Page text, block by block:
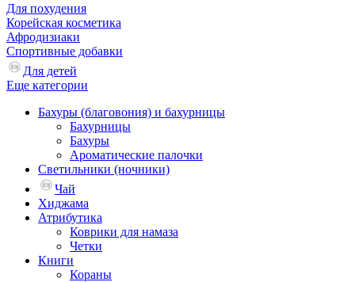
Для похудения
Корейская косметика
Афродизиаки
Спортивные добавки
Для детей
Еще категории
Бахуры (благовония) и бахурницы
Бахурницы
Бахуры
Ароматические палочки
Светильники (ночники)
Чай
Хиджама
Атрибутика
Коврики для намаза
Четки
Книги
Кораны